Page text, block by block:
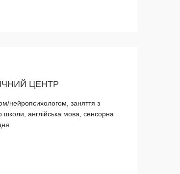
ЦЕНТР
нейропсихологом, заняття з
школи, англійська мова, сенсорна